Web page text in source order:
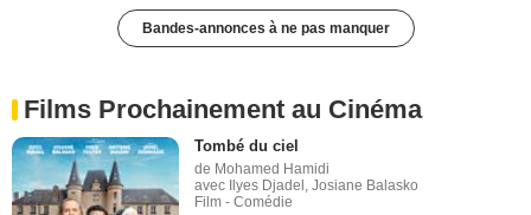
Bandes-annonces à ne pas manquer
Films Prochainement au Cinéma
Tombé du ciel
de Mohamed Hamidi
avec Ilyes Djadel, Josiane Balasko
Film - Comédie